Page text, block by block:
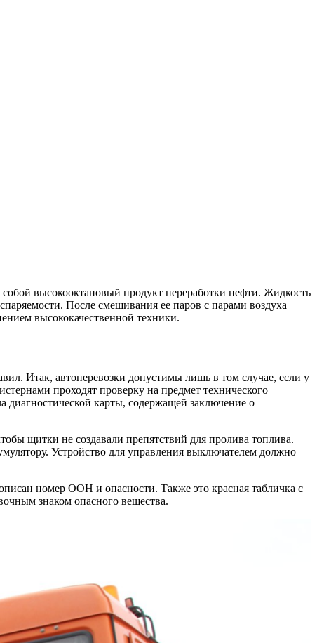
высокооктановый продукт переработки нефти. Жидкость
После смешивания ее паров с парами воздуха
высококачественной техники.
Итак, автоперевозки допустимы лишь в том случае, если у
проходят проверку на предмет технического
диагностической карты, содержащей заключение о
щитки не создавали препятствий для пролива топлива.
Устройство для управления выключателем должно
номер ООН и опасности. Также это красная табличка с
знаком опасного вещества.